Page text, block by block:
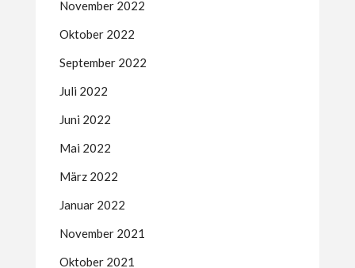
November 2022
Oktober 2022
September 2022
Juli 2022
Juni 2022
Mai 2022
März 2022
Januar 2022
November 2021
Oktober 2021